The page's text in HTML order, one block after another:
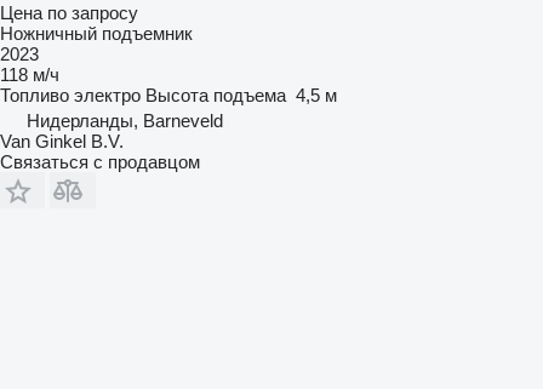
Цена по запросу
Ножничный подъемник
2023
118 м/ч
Топливо электро Высота подъема 4,5 м
Нидерланды, Barneveld
Van Ginkel B.V.
Связаться с продавцом